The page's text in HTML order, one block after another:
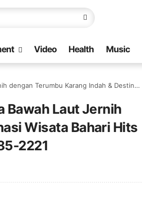
Video Health Music
Wisata Bahari Hits 2026 di Kepulauan Riau | Telp 0821-8685-2221
Bawah Laut Jernih
Wisata Bahari Hits
2221